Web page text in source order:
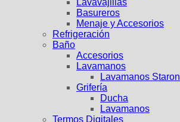
Basureros
Menaje y Accesorios
Refrigeración
Baño
Accesorios
Lavamanos
Lavamanos Staron
Grifería
Ducha
Lavamanos
Termos Digitales